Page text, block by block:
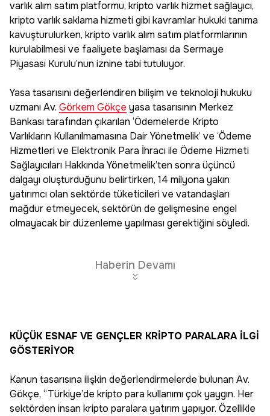
varlık alım satım platformu, kripto varlık hizmet sağlayıcı,
kripto varlık saklama hizmeti gibi kavramlar hukuki tanıma
kavuşturulurken, kripto varlık alım satım platformlarının
kurulabilmesi ve faaliyete başlaması da Sermaye
Piyasası Kurulu’nun iznine tabi tutuluyor.
Yasa tasarısını değerlendiren bilişim ve teknoloji hukuku
uzmanı Av. Görkem Gökçe yasa tasarısının Merkez
Bankası tarafından çıkarılan ‘Ödemelerde Kripto
Varlıkların Kullanılmamasına Dair Yönetmelik’ ve ‘Ödeme
Hizmetleri ve Elektronik Para İhracı ile Ödeme Hizmeti
Sağlayıcıları Hakkında Yönetmelik’ten sonra üçüncü
dalgayı oluşturduğunu belirtirken, 14 milyona yakın
yatırımcı olan sektörde tüketicileri ve vatandaşları
mağdur etmeyecek, sektörün de gelişmesine engel
olmayacak bir düzenleme yapılması gerektiğini söyledi.
Haberin Devamı
KÜÇÜK ESNAF VE GENÇLER KRİPTO PARALARA İLGİ
GÖSTERİYOR
Kanun tasarısına ilişkin değerlendirmelerde bulunan Av.
Gökçe, “Türkiye’de kripto para kullanımı çok yaygın. Her
sektörden insan kripto paralara yatırım yapıyor. Özellikle